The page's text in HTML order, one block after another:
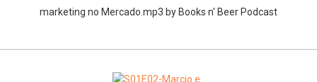
marketing no Mercado.mp3 by Books n' Beer Podcast